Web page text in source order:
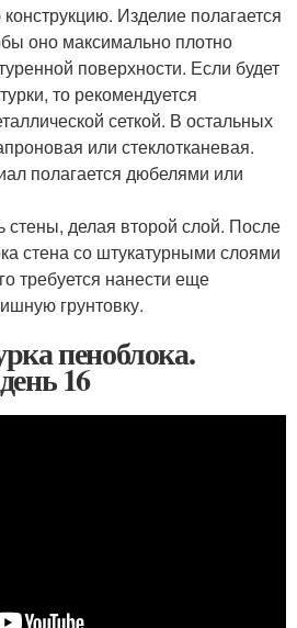
Изделие полагается
оно максимально плотно
поверхности. Если будет
то рекомендуется
сеткой. В остальных
или стеклотканевая.
полагается дюбелями или
стены, делая второй слой. После
стена со штукатурными слоями
требуется нанести еще
грунтовку.
пеноблока.
16